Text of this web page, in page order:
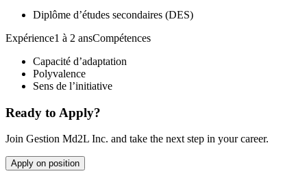
Diplôme d’études secondaires (DES)
Expérience1 à 2 ansCompétences
Capacité d’adaptation
Polyvalence
Sens de l’initiative
Ready to Apply?
Join Gestion Md2L Inc. and take the next step in your career.
Apply on position